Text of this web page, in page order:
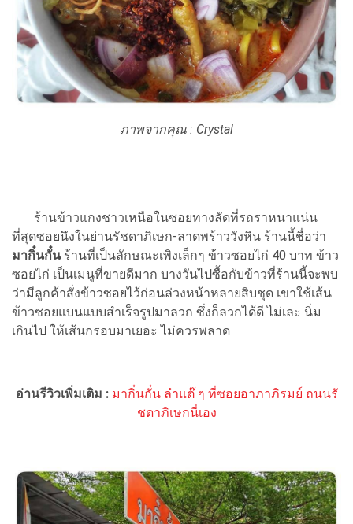
ภาพจากคุณ : Crystal
ร้านข้าวแกงชาวเหนือในซอยทางลัดที่รถราหนาแน่น
ที่สุดซอยนึงในย่านรัชดาภิเษก-ลาดพร้าววังหิน ร้านนี้ชื่อว่า
มากิ๋นกั๋นร้านที่เป็นลักษณะเพิงเล็กๆ ข้าวซอยไก่ 40 บาท ข้าว
ซอยไก่ เป็นเมนูที่ขายดีมาก บางวันไปซื้อกับข้าวที่ร้านนี้จะพบ
ว่ามีลูกค้าสั่งข้าวซอยไว้ก่อนล่วงหน้าหลายสิบชุด เขาใช้เส้น
ข้าวซอยแบนแบบสำเร็จรูปมาลวก ซึ่งก็ลวกได้ดี ไม่เละ นิ่ม
เกินไป ให้เส้นกรอบมาเยอะ ไม่ควรพลาด
อ่านรีวิวเพิ่มเติม : มากิ๋นกั๋น ลำแต๊ ๆ ที่ซอยอาภาภิรมย์ ถนนรั
ชดาภิเษกนี่เอง